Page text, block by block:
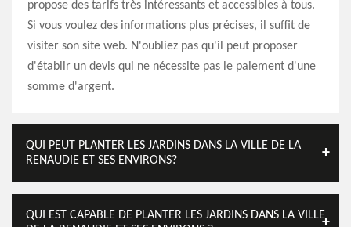
propose des tarifs très intéressants et accessibles à tous.
Si vous voulez des informations plus précises, il suffit de
visiter son site web. N'oubliez pas qu'il peut proposer
d'établir un devis qui ne nécessite pas le paiement d'une
somme d'argent.
QUI PEUT PLANTER LES JARDINS DANS LA VILLE DE LA
RENAUDIE ET SES ENVIRONS?
QUI EST CAPABLE DE PLANTER LES JARDINS DANS LA VILLE